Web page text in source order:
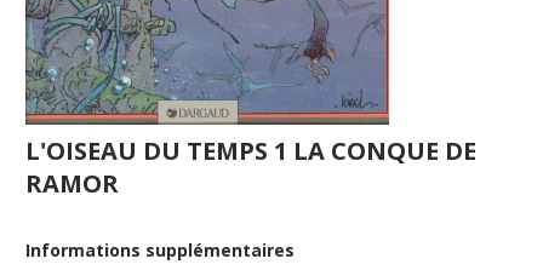
L'OISEAU DU TEMPS 1 LA CONQUE DE
RAMOR
Informations supplémentaires